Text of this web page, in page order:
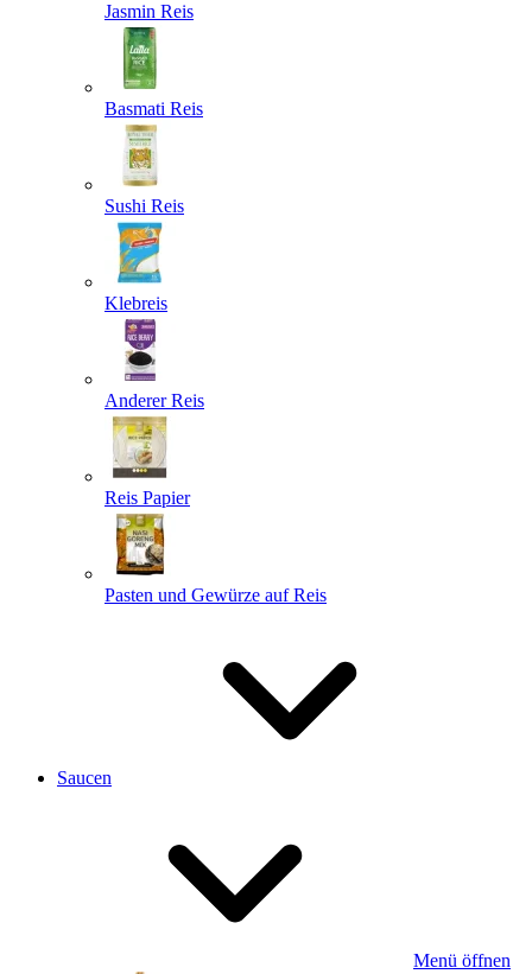
Jasmin Reis
Basmati Reis
Sushi Reis
Klebreis
Anderer Reis
Reis Papier
Pasten und Gewürze auf Reis
Saucen
Menü öffnen